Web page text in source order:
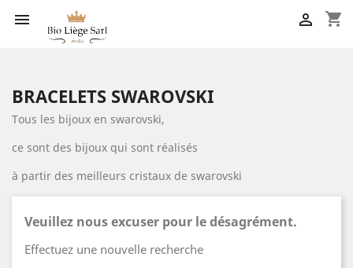
 shopping_cart

BRACELETS SWAROVSKI
Tous les bijoux en swarovski,
ce sont des bijoux qui sont réalisés
à partir des meilleurs cristaux de swarovski
Veuillez nous excuser pour le désagrément.
Effectuez une nouvelle recherche